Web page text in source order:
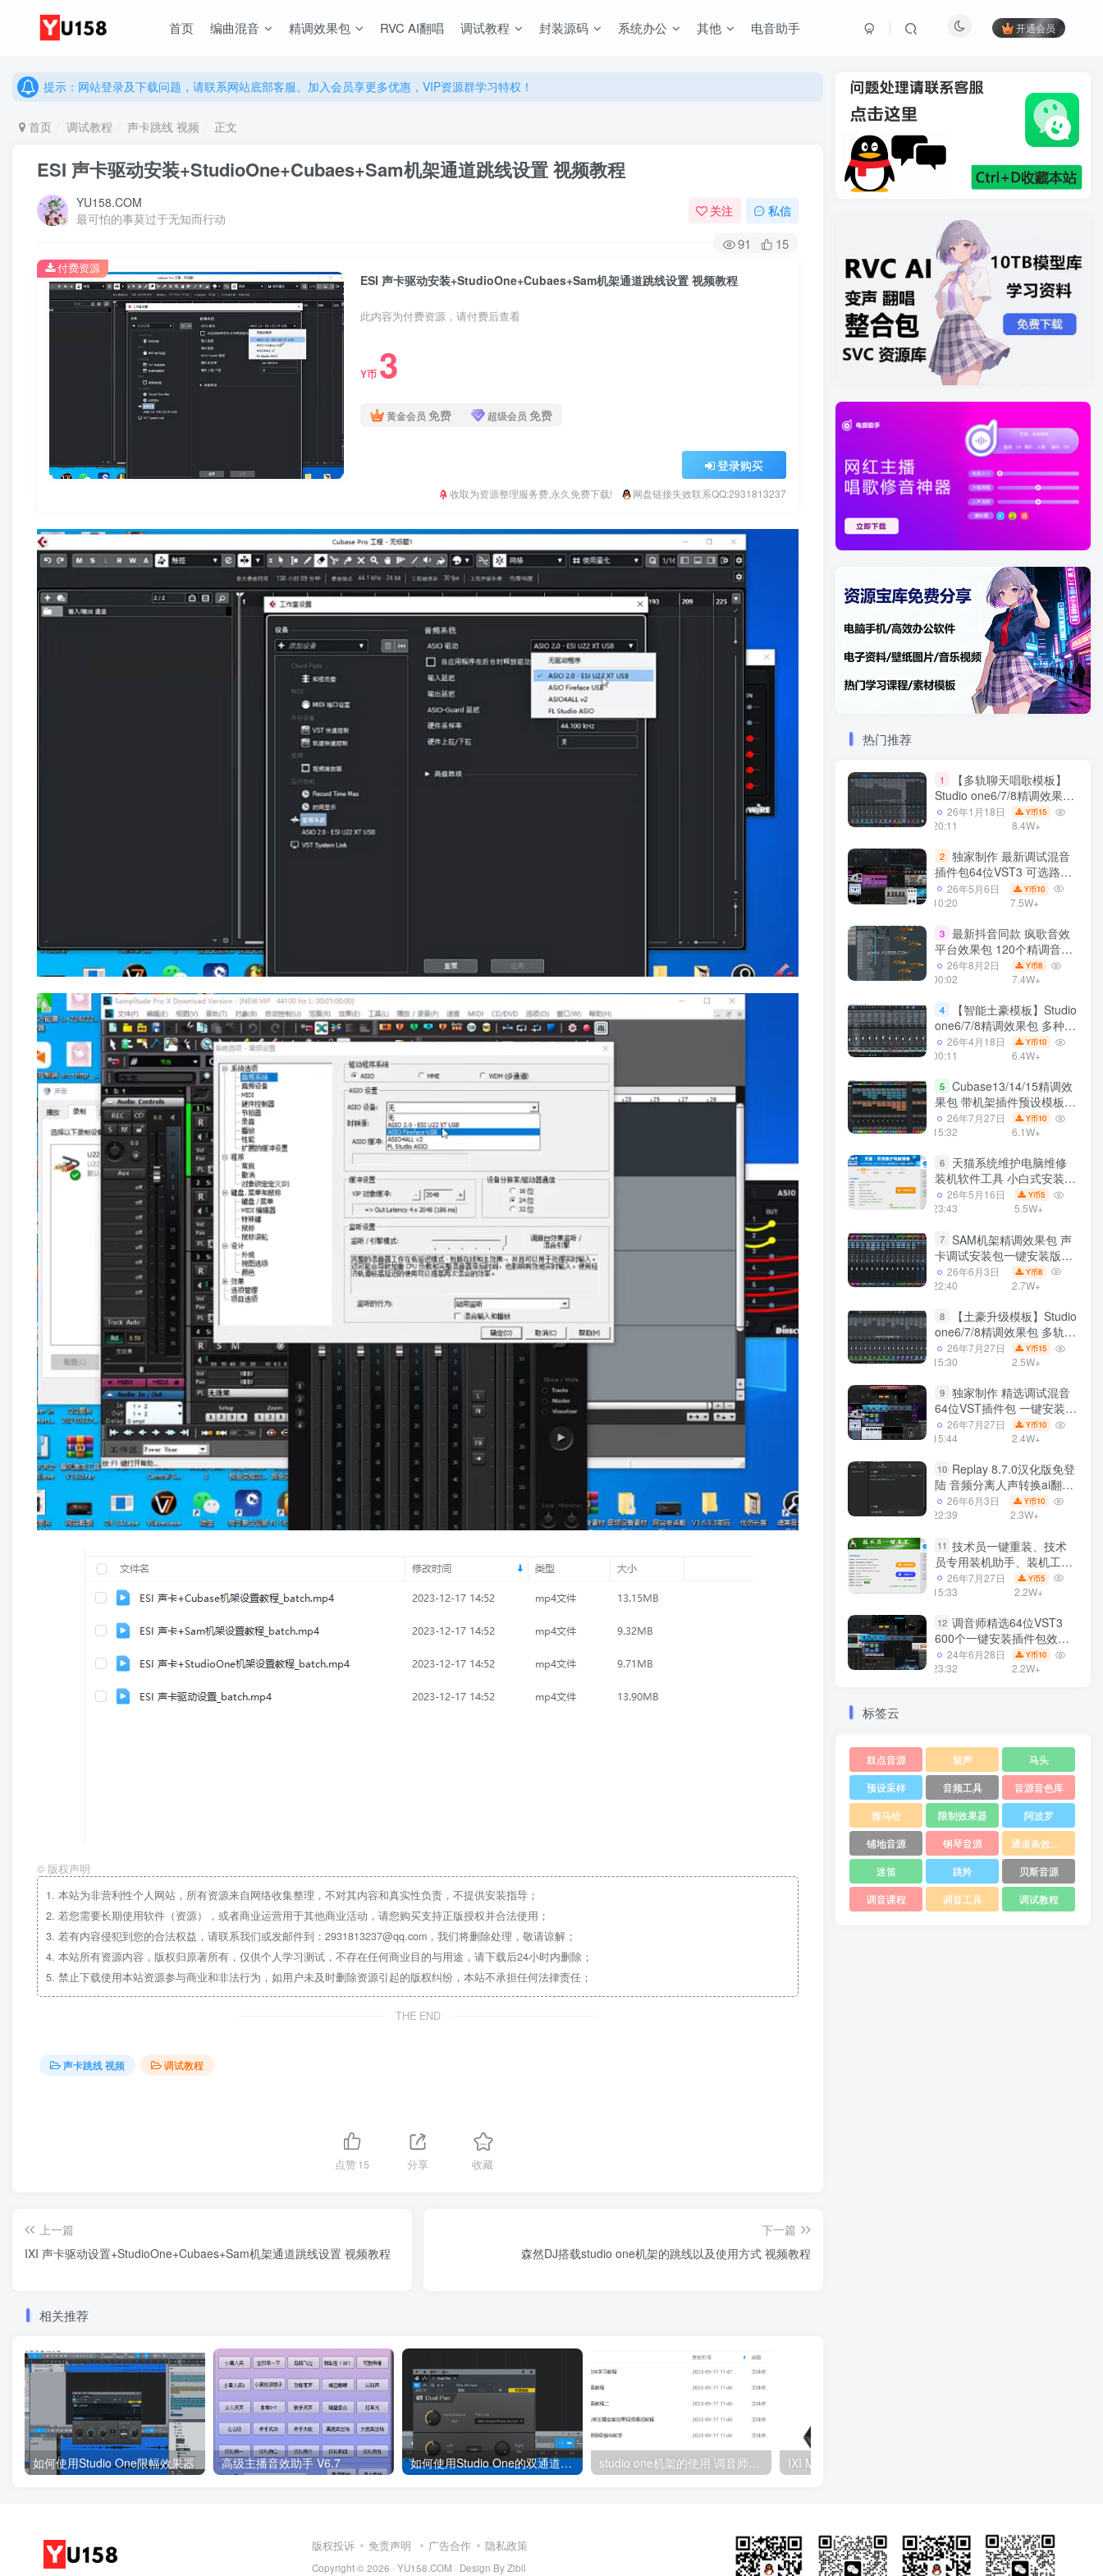
首页 编曲混音 精调效果包 RVC AI翻唱 调试教程 封装源码 系统办公 其他 电音助手 开通会员
提示：网站登录及下载问题，请联系网站底部客服。加入会员享更多优惠，VIP资源群学习特权！
提示：网站登录及下载问题，请联系网站底部客服。加入会员享更多优惠，VIP资源群学习特权！
首页 调试教程 声卡跳线 视频 正文
ESI 声卡驱动安装+StudioOne+Cubaes+Sam机架通道跳线设置 视频教程
YU158.COM
最可怕的事莫过于无知而行动
关注 私信
91 15
ESI 声卡驱动安装+StudioOne+Cubaes+Sam机架通道跳线设置 视频教程
此内容为付费资源，请付费后查看
Y币 3
黄金会员 免费 超级会员 免费
登录购买
收取为资源整理服务费,永久免费下载! 网盘链接失效联系QQ:2931813237
付费资源
© 版权声明
1. 本站为非营利性个人网站，所有资源来自网络收集整理，不对其内容和真实性负责，不提供安装指导；
2. 若您需要长期使用软件（资源），或者商业运营用于其他商业活动，请您购买支持正版授权并合法使用；
3. 若有内容侵犯到您的合法权益，请联系我们或发邮件到：2931813237@qq.com，我们将删除处理，敬请谅解；
4. 本站所有资源内容，版权归原著所有，仅供个人学习测试，不存在任何商业目的与用途，请下载后24小时内删除；
5. 禁止下载使用本站资源参与商业和非法行为，如用户未及时删除资源引起的版权纠纷，本站不承担任何法律责任；
THE END
声卡跳线 视频 调试教程
点赞15 分享 收藏
上一篇
IXI 声卡驱动设置+StudioOne+Cubaes+Sam机架通道跳线设置 视频教程
下一篇
森然DJ搭载studio one机架的跳线以及使用方式 视频教程
相关推荐
如何使用Studio One限幅效果器 高级主播音效助手 V6.7 如何使用Studio One的双通道声像调节器 studio one机架的使用 调音师全套效果混音插件调试学习 视频教程 2
热门推荐
1
【多轨聊天唱歌模板】
Studio one6/7/8精调效果包
多种效果模式 声卡调试好直
播预设模板
26年1月18日
20:11
Y币15
8.4W+
2 独家制作 最新调试混音
插件包64位VST3 可选路径
一键安装550个效果器合集
v3.0 WiN 支持定制
26年5月6日
10:20
Y币10
7.5W+
3 最新抖音同款 疯歌音效
平台效果包 120个精调音效
包+软件自带170个音效
+600个插件 带安装教程全
26年8月2日
00:02
Y币8
7.4W+
4
【智能土豪模板】Studio
one6/7/8精调效果包 多种效
果模式可选 声卡调试好预设
带插件全套文件
26年4月18日
00:11
Y币10
6.4W+
5 Cubase13/14/15精调效
果包 带机架插件预设模板
声卡调试好效果工程文件
26年7月27日
15:32
Y币10
6.1W+
6
天猫系统维护电脑维修
装机软件工具 小白式安装
完全一键安装系统 电脑系统
装机软件 一键重装系统
26年5月16日
23:43
Y币5
5.5W+
7 SAM机架精调效果包 声
卡调试安装包一键安装版模
板 带插件预设效果文件
26年6月3日
22:40
Y币8
2.7W+
8
【土豪升级模板】Studio
one6/7/8精调效果包 多轨道
效果模式可选 声卡调试好预
设模板 带插件全套文件
26年7月27日
15:30
Y币15
2.5W+
9 独家制作 精选调试混音
64位VST插件包 一键安装
600个效果器合集v2.0 WiN
支持定制
26年7月27日
15:44
Y币10
2.4W+
10 Replay 8.7.0汉化版免登
陆 音频分离人声转换ai翻唱
支持50系显卡 一键安装
WiN
26年6月3日
22:39
Y币10
2.3W+
11 技术员一键重装、技术
员专用装机助手、装机工
具、电脑系统装机软件丶一
键安装系统
26年7月27日
15:33
Y币5
2.2W+
12 调音师精选64位VST3
600个一键安装插件包效果
器集合10G WiN
24年6月28日
23:32
Y币10
2.2W+
标签云
鼓点音源 魅声
马头
预设采样
音频工具
音源音色库
雅马哈
限制效果器
阿波罗
铺地音源
钢琴音源
通道条效果器
迷笛
跳羚
贝斯音源
调音课程
调音工具 调试教程
版权投诉 免责声明 广告合作 隐私政策
Copyright © 2026 · YU158.COM · Design By Zibll